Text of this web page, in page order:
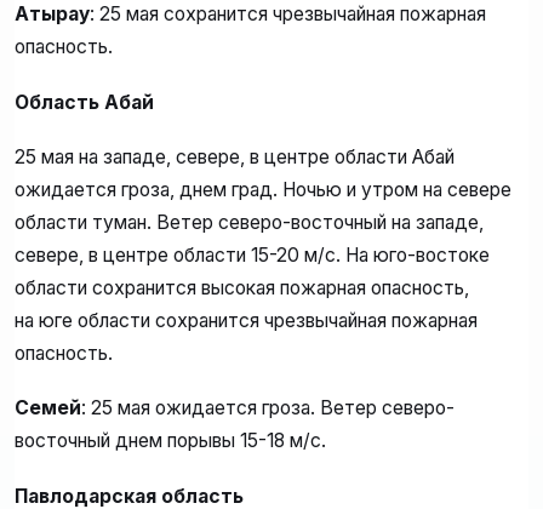
Атырау: 25 мая сохранится чрезвычайная пожарная
опасность.
Область Абай
25 мая на западе, севере, в центре области Абай
ожидается гроза, днем град. Ночью и утром на севере
области туман. Ветер северо-восточный на западе,
севере, в центре области 15-20 м/с. На юго-востоке
области сохранится высокая пожарная опасность,
на юге области сохранится чрезвычайная пожарная
опасность.
Семей: 25 мая ожидается гроза. Ветер северо-
восточный днем порывы 15-18 м/с.
Павлодарская область